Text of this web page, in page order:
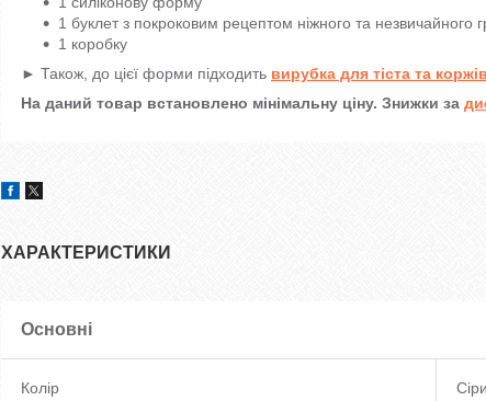
1 буклет з покроковим рецептом ніжного та незвичайного
1 коробку
► Також, до цієї форми підходить вирубка для тіста та
На даний товар встановлено мінімальну ціну. Знижки за
ХАРАКТЕРИСТИКИ
Основні
Колір